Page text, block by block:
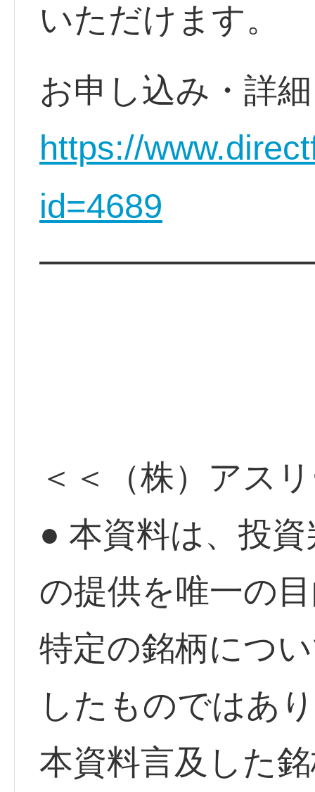
いただけます。
お申し込み・
https://
id=4689
＜＜（株）アス
● 本資料は、投
の提供を唯一の
特定の銘柄につ
したものではあ
本資料言及した